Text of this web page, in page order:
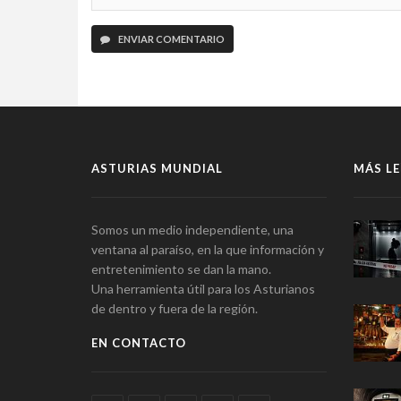
ENVIAR COMENTARIO
ASTURIAS MUNDIAL
Somos un medio independiente, una
ventana al paraíso, en la que información y
entretenimiento se dan la mano.
Una herramienta útil para los Asturianos
de dentro y fuera de la región.
EN CONTACTO
MÁS